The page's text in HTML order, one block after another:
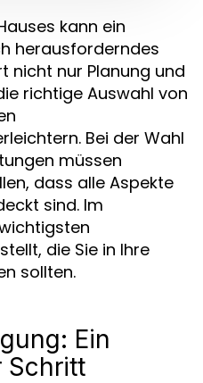
kann ein
herausforderndes
nicht nur Planung und
richtige Auswahl von
Bei der Wahl
müssen
dass alle Aspekte
sind. Im
die Sie in Ihre
sollten.
Ein
Schritt